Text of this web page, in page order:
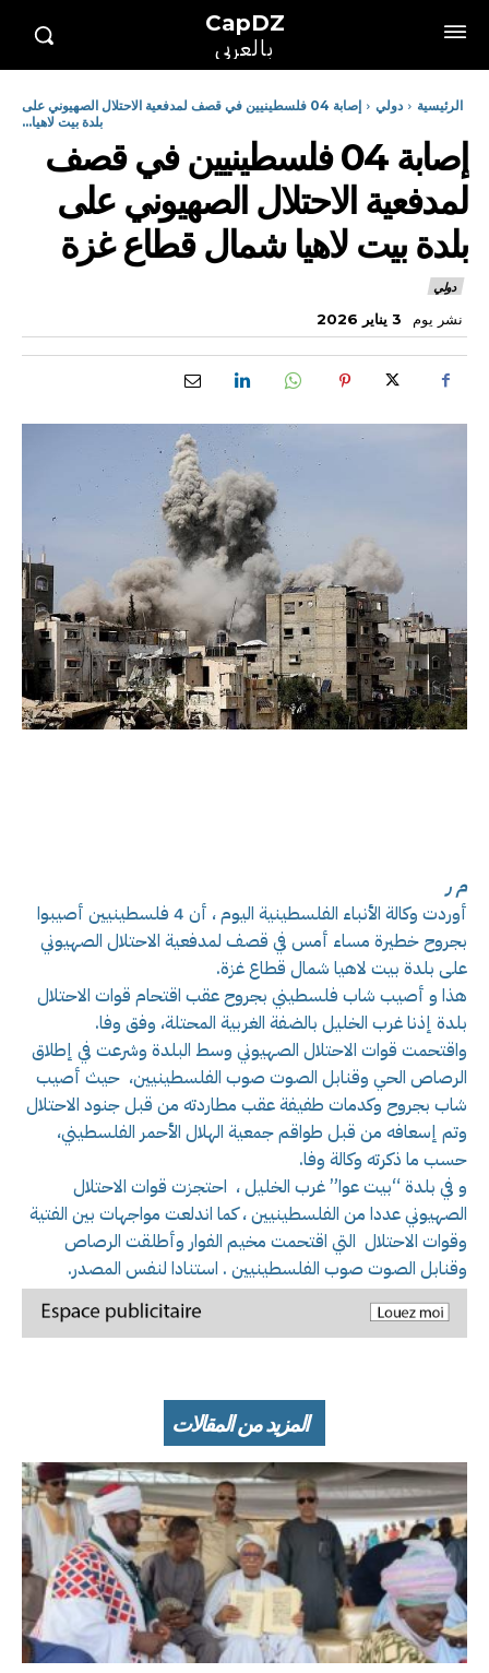
CapDZ
بالعربي
الرئيسية دولي
إصابة 04 فلسطينيين في قصف لمدفعية الاحتلال الصهيوني على
بلدة بيت لاهيا...
إصابة 04 فلسطينيين في قصف
لمدفعية الاحتلال الصهيوني على
بلدة بيت لاهيا شمال قطاع غزة
دولي
نشر يوم 3 يناير 2026
م ر
أوردت وكالة الأنباء الفلسطينية اليوم ، أن 4 فلسطينيين أصيبوا
بجروح خطيرة مساء أمس في قصف لمدفعية الاحتلال الصهيوني
على بلدة بيت لاهيا شمال قطاع غزة.
هذا و أصيب شاب فلسطيني بجروح عقب اقتحام قوات الاحتلال
بلدة إذنا غرب الخليل بالضفة الغربية المحتلة، وفق وفا.
واقتحمت قوات الاحتلال الصهيوني وسط البلدة وشرعت في إطلاق
الرصاص الحي وقنابل الصوت صوب الفلسطينيين، حيث أصيب
شاب بجروح وكدمات طفيفة عقب مطاردته من قبل جنود الاحتلال
وتم إسعافه من قبل طواقم جمعية الهلال الأحمر الفلسطيني،
حسب ما ذكرته وكالة وفا.
و في بلدة “بيت عوا” غرب الخليل ، احتجزت قوات الاحتلال
الصهيوني عددا من الفلسطينيين ، كما اندلعت مواجهات بين الفتية
وقوات الاحتلال التي اقتحمت مخيم الفوار وأطلقت الرصاص
وقنابل الصوت صوب الفلسطينيين . استنادا لنفس المصدر.
المزيد من المقالات